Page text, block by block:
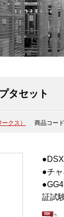
タセット
クス） 商品コー
●チ
証試